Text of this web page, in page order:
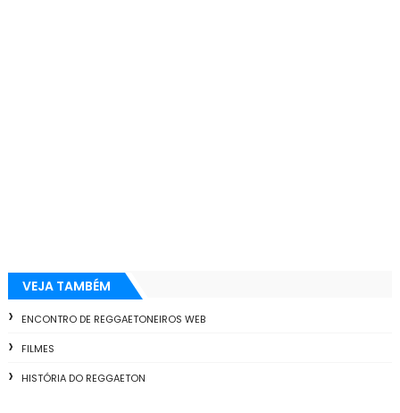
VEJA TAMBÉM
ENCONTRO DE REGGAETONEIROS WEB
FILMES
HISTÓRIA DO REGGAETON